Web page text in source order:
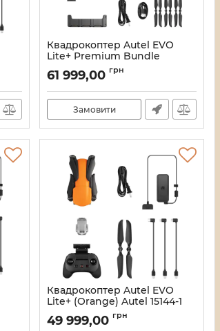
Квадрокоптер Autel EVO
Lite+ Premium Bundle
(White) Autel 15146-1
Артикул:21_11835/15146
61 999,00 грн
Замовити
Квадрокоптер Autel EVO
Lite+ (Orange) Autel 15144-1
Артикул:21_11831/15144
49 999,00 грн